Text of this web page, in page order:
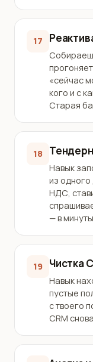
17
«сейчас
кого и с
Старая
18
Навык
из одного
НДС,
— в
19 Чистка
Навык
пустые
с твоего
CRM